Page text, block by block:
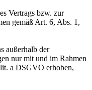
Vertrags bzw. zur
gemäß Art. 6, Abs. 1,
außerhalb der
nur mit und im Rahmen
a DSGVO erhoben,